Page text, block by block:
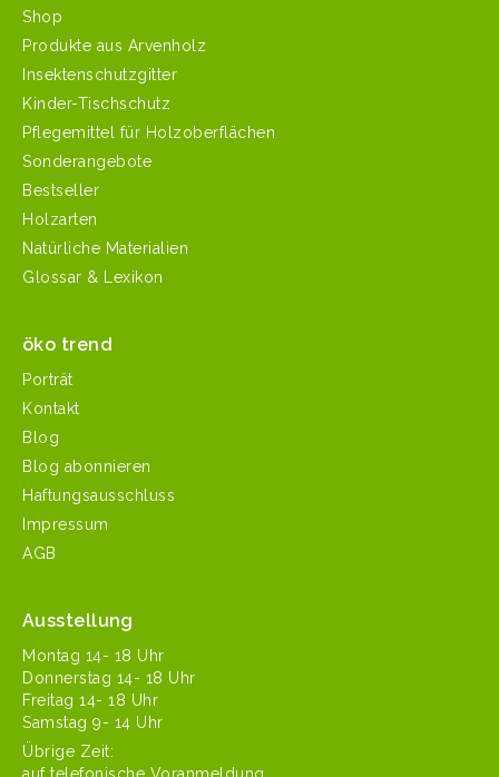
Shop
Produkte aus Arvenholz
Insektenschutzgitter
Kinder-Tischschutz
Pflegemittel für Holzoberflächen
Sonderangebote
Bestseller
Holzarten
Natürliche Materialien
Glossar & Lexikon
öko trend
Porträt
Kontakt
Blog
Blog abonnieren
Haftungsausschluss
Impressum
AGB
Ausstellung
Mon­tag 14- 18 Uhr
Don­ner­stag 14- 18 Uhr
Fre­itag 14- 18 Uhr
Sam­stag 9- 14 Uhr
Übrige Zeit: